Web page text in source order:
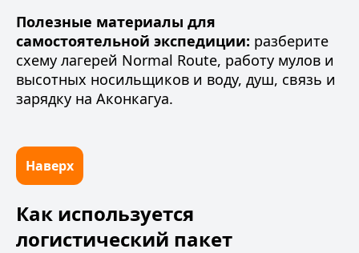
Полезные материалы для
самостоятельной экспедиции: разберите
схему лагерей Normal Route, работу мулов и
высотных носильщиков и воду, душ, связь и
зарядку на Аконкагуа.
Наверх
Как используется
логистический пакет